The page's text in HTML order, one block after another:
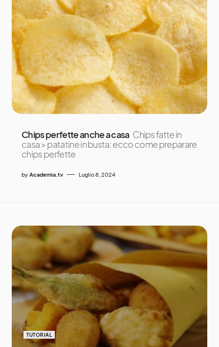
Chips perfette anche a casa Chips fatte in
casa > patatine in busta: ecco come preparare
chips perfette
by Academia.tv Luglio 8, 2024
TUTORIAL